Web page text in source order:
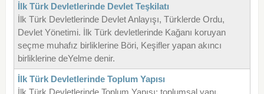
İlk Türk Devletlerinde Devlet Teşkilatı
İlk Türk Devletlerinde Devlet Anlayışı, Türklerde Ordu,
Devlet Yönetimi. İlk Türk devletlerinde Kağanı koruyan
seçme muhafız birliklerine Böri, Keşifler yapan akıncı
birliklerine deYelme denir.
İlk Türk Devletlerinde Toplum Yapısı
İlk Türk Devletlerinde Toplum Yapısı; toplumsal yapı,